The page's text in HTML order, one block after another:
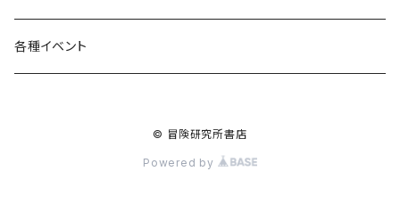
各種イベント
© 冒険研究所書店
Powered by